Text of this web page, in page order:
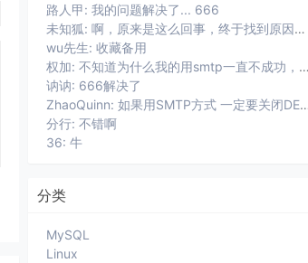
路人甲: 我的问题解决了... 666
未知狐: 啊，原来是这么回事，终于找到原因了。
wu先生: 收藏备用
权加: 不知道为什么我的用smtp一直不成功，老提示：SMTP连接失败，...
讷讷: 666解决了
ZhaoQuinn: 如果用SMTP方式 一定要关闭DEBUG功能 不然usr/plu...
分行: 不错啊
36: 牛
分类
MySQL
Linux